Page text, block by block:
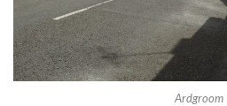
Ardgroom